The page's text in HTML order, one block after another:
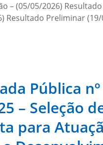
– (05/05/2026)
Resultado Preliminar
Pública nº
– Seleção
para